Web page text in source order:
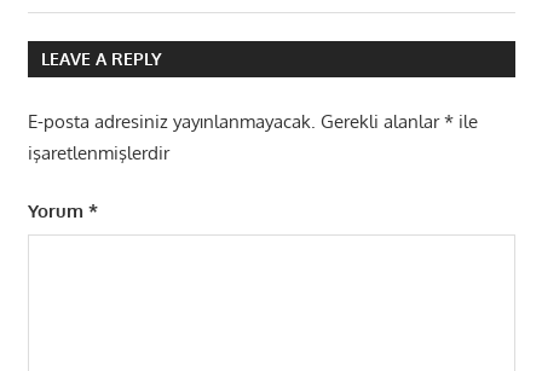
gezinmesi
Post: Post:
LEAVE A REPLY
E-posta adresiniz yayınlanmayacak. Gerekli alanlar*ile
işaretlenmişlerdir
Yorum *